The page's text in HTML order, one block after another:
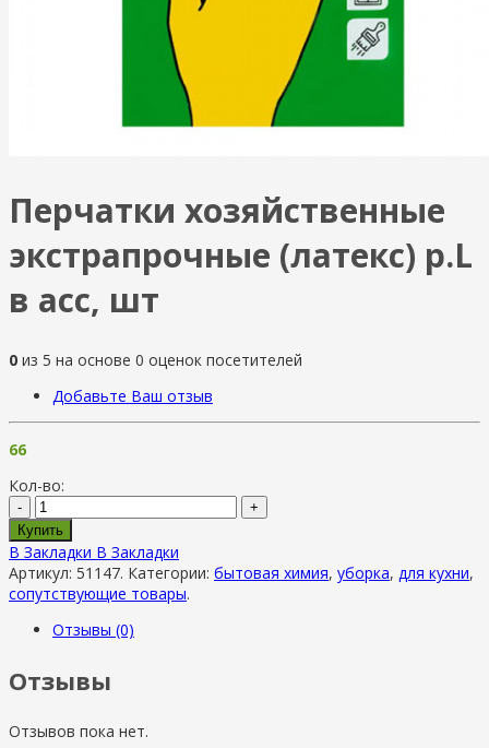
Перчатки хозяйственные
экстрапрочные (латекс) р.L
в асс, шт
0 из 5 на основе 0 оценок посетителей
Добавьте Ваш отзыв
66
Кол-во:
-
+
Купить
В Закладки В Закладки
Артикул: 51147. Категории: бытовая химия, уборка, для кухни,
сопутствующие товары.
Отзывы (0)
Отзывы
Отзывов пока нет.